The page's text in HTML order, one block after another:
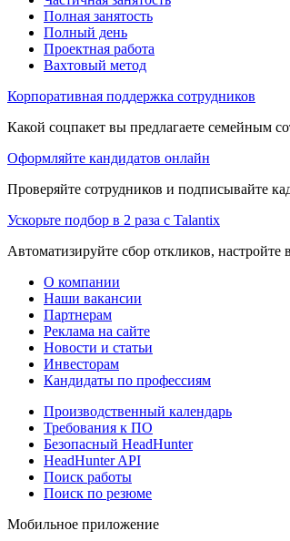
Полная занятость
Полный день
Проектная работа
Вахтовый метод
Корпоративная поддержка сотрудников
Какой соцпакет вы предлагаете семейным
Оформляйте кандидатов онлайн
Проверяйте сотрудников и подписывайте
Ускорьте подбор в 2 раза с Talantix
Автоматизируйте сбор откликов, настройте
О компании
Наши вакансии
Партнерам
Реклама на сайте
Новости и статьи
Инвесторам
Кандидаты по профессиям
Производственный календарь
Требования к ПО
Безопасный HeadHunter
HeadHunter API
Поиск работы
Поиск по резюме
Мобильное приложение